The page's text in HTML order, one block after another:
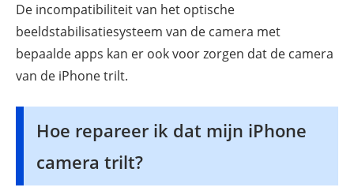
De incompatibiliteit van het optische
beeldstabilisatiesysteem van de camera met
bepaalde apps kan er ook voor zorgen dat de camera
van de iPhone trilt.
Hoe repareer ik dat mijn iPhone
camera trilt?